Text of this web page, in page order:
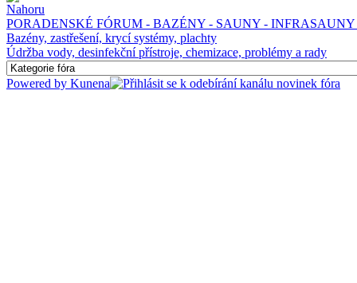
PORADENSKÉ FÓRUM - BAZÉNY - SAUNY -
Bazény, zastřešení, krycí systémy, plachty
Údržba vody, desinfekční přístroje, chemizace, problémy a rady
Powered by Kunena